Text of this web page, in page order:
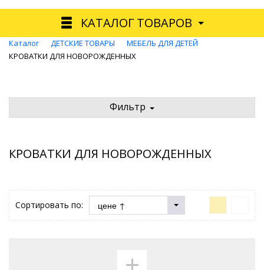
КАТАЛОГ ТОВАРОВ
Каталог ДЕТСКИЕ ТОВАРЫ
МЕБЕЛЬ ДЛЯ ДЕТЕЙ
КРОВАТКИ ДЛЯ НОВОРОЖДЕННЫХ
Фильтр
КРОВАТКИ ДЛЯ НОВОРОЖДЕННЫХ
Сортировать по: